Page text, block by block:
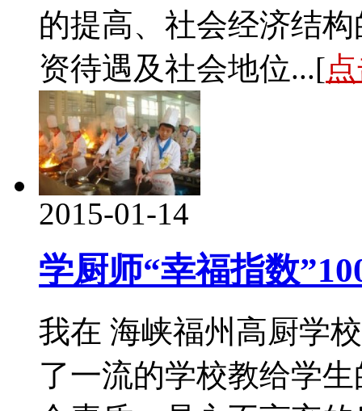
的提高、社会经济结
资待遇及社会地位...[
2015-01-14
学厨师“幸福指数
我在 海峡福州高厨学
了一流的学校教给学